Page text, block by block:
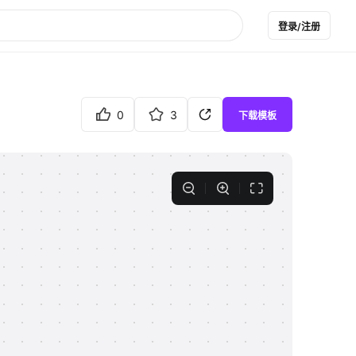
登录/注册
0 3 下载模板